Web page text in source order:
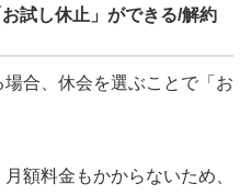
試し休止」ができる/解約
合、休会を選ぶことで「お
額料金もかからないため、